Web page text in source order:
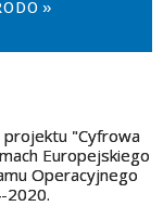
»
projektu "Cyfrowa
Europejskiego
Operacyjnego
2020.